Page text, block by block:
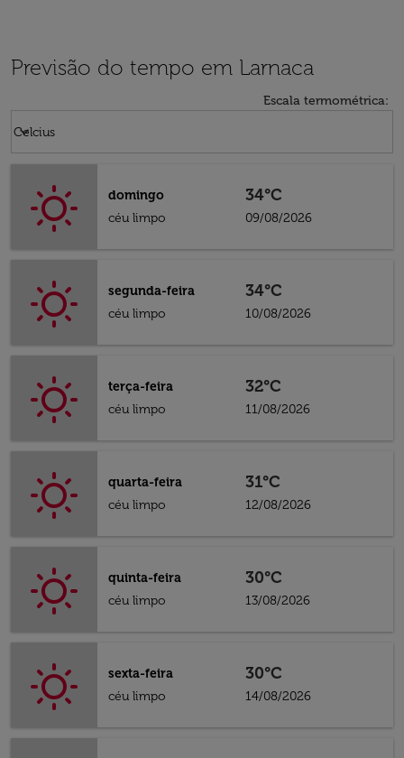
Previsão do tempo em Larnaca
Escala termométrica:
Celcius
keyboard_arrow_down
domingo
céu limpo
34°C
09/08/2026
segunda-feira
céu limpo
34°C
10/08/2026
terça-feira
céu limpo
32°C
11/08/2026
quarta-feira
céu limpo
31°C
12/08/2026
quinta-feira
céu limpo
30°C
13/08/2026
sexta-feira
céu limpo
30°C
14/08/2026